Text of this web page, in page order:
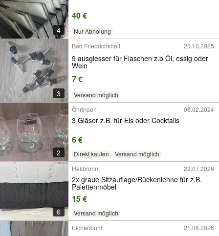
4
40 €
Nur Abholung
3
Bad Friedrichshall 25.10.2025
9 ausgiesser für Flaschen z.b Öl, essig oder
Wein
7 €
Versand möglich
2
Öhringen 08.02.2024
3 Gläser z.B. für Eis oder Cocktails
6 €
Direkt kaufen Versand möglich
6
Heilbronn 22.07.2026
2x graue Sitzauflage/Rückenlehne für z.B.
Palettenmöbel
15 €
Versand möglich
Eichenbühl
21.06.2026